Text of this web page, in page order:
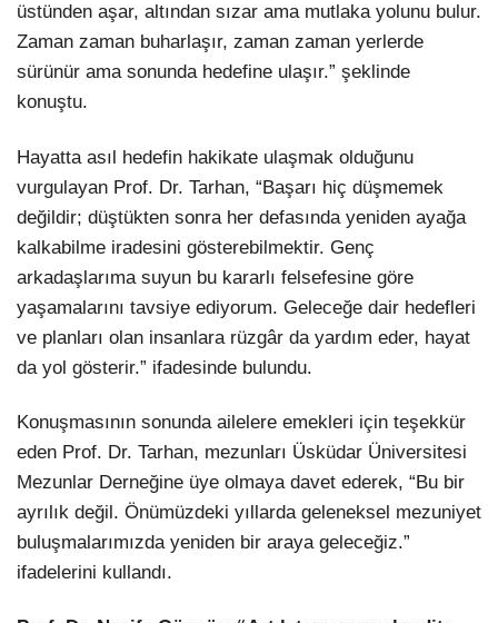
üstünden aşar, altından sızar ama mutlaka yolunu bulur.
Zaman zaman buharlaşır, zaman zaman yerlerde
sürünür ama sonunda hedefine ulaşır.” şeklinde
konuştu.
Hayatta asıl hedefin hakikate ulaşmak olduğunu
vurgulayan Prof. Dr. Tarhan, “Başarı hiç düşmemek
değildir; düştükten sonra her defasında yeniden ayağa
kalkabilme iradesini gösterebilmektir. Genç
arkadaşlarıma suyun bu kararlı felsefesine göre
yaşamalarını tavsiye ediyorum. Geleceğe dair hedefleri
ve planları olan insanlara rüzgâr da yardım eder, hayat
da yol gösterir.” ifadesinde bulundu.
Konuşmasının sonunda ailelere emekleri için teşekkür
eden Prof. Dr. Tarhan, mezunları Üsküdar Üniversitesi
Mezunlar Derneğine üye olmaya davet ederek, “Bu bir
ayrılık değil. Önümüzdeki yıllarda geleneksel mezuniyet
buluşmalarımızda yeniden bir araya geleceğiz.”
ifadelerini kullandı.